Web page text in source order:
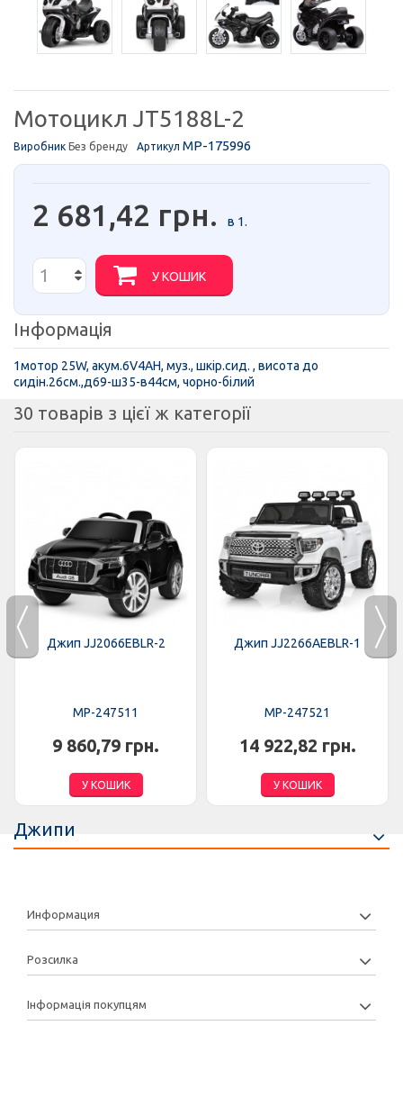
Мотоцикл JT5188L-2
Виробник Без бренду Артикул MP-175996
2 681,42 грн. в 1.
У КОШИК
Інформація
1мотор 25W, акум.6V4AH, муз., шкір.сид. , висота до
сидін.26см.,д69-ш35-в44см, чорно-білий
30 товарів з цієї ж категорії
Джип JJ2066EBLR-2
MP-247511
9 860,79 грн.
У КОШИК
Джип JJ2266AEBLR-1
MP-247521
14 922,82 грн.
У КОШИК
Джипи
Информация
Розсилка
Інформація покупцям